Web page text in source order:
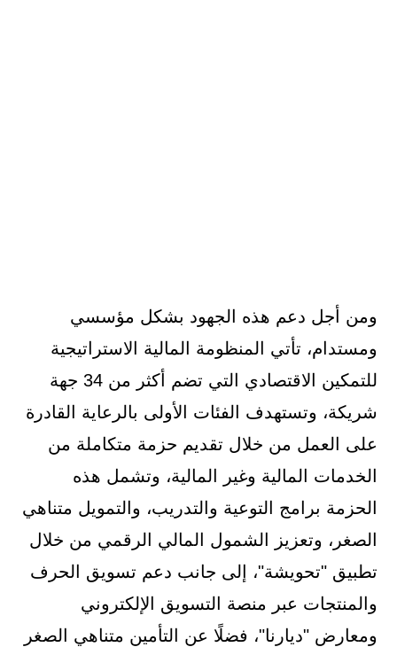
ومن أجل دعم هذه الجهود بشكل مؤسسي
ومستدام، تأتي المنظومة المالية الاستراتيجية
للتمكين الاقتصادي التي تضم أكثر من 34 جهة
شريكة، وتستهدف الفئات الأولى بالرعاية القادرة
على العمل من خلال تقديم حزمة متكاملة من
الخدمات المالية وغير المالية، وتشمل هذه
الحزمة برامج التوعية والتدريب، والتمويل متناهي
الصغر، وتعزيز الشمول المالي الرقمي من خلال
تطبيق "تحويشة"، إلى جانب دعم تسويق الحرف
والمنتجات عبر منصة التسويق الإلكتروني
ومعارض "ديارنا"، فضلًا عن التأمين متناهي الصغر